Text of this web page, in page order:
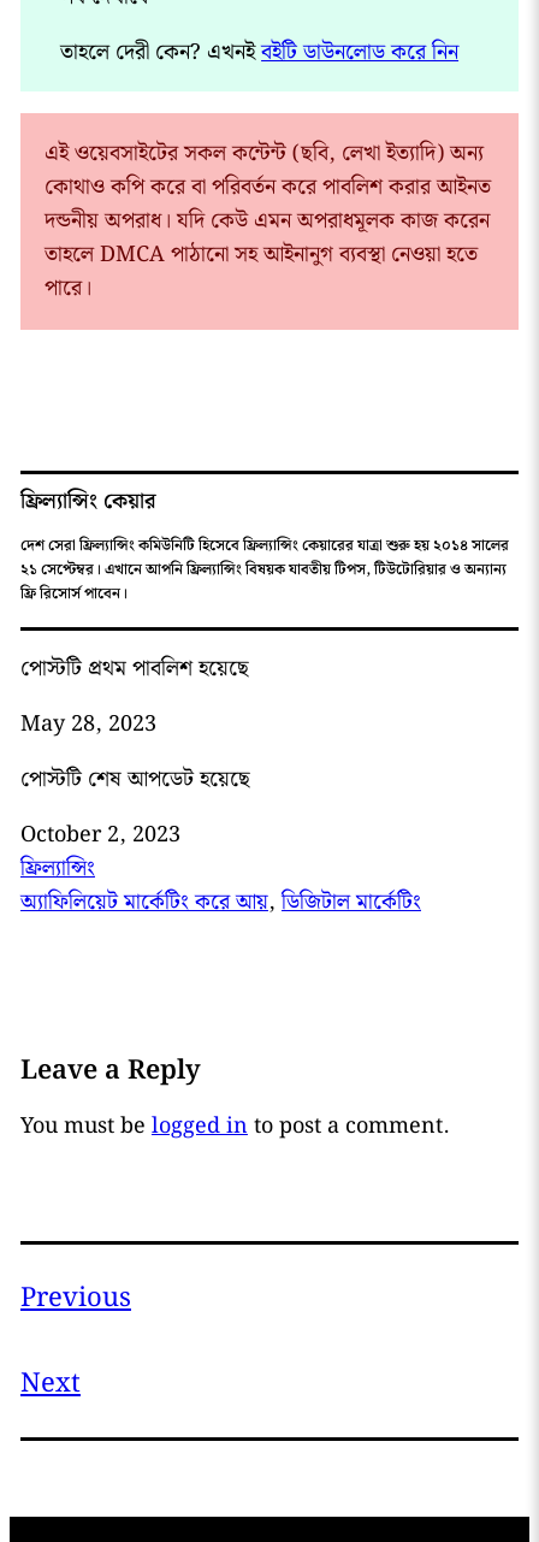
তাহলে দেরী কেন? এখনইবইটি ডাউনলোড করে নিন
এই ওয়েবসাইটের সকল কন্টেন্ট (ছবি, লেখা ইত্যাদি) অন্য
কোথাও কপি করে বা পরিবর্তন করে পাবলিশ করার আইনত
দন্ডনীয় অপরাধ। যদি কেউ এমন অপরাধমূলক কাজ করেন
তাহলে DMCA পাঠানো সহ আইনানুগ ব্যবস্থা নেওয়া হতে
পারে।
ফ্রিল্যান্সিং কেয়ার
দেশ সেরা ফ্রিল্যান্সিং কমিউনিটি হিসেবে ফ্রিল্যান্সিং কেয়ারের যাত্রা শুরু হয় ২০১৪ সালের
২১ সেপ্টেম্বর। এখানে আপনি ফ্রিল্যান্সিং বিষয়ক যাবতীয় টিপস, টিউটোরিয়ার ও অন্যান্য
ফ্রি রিসোর্স পাবেন।
পোস্টটি প্রথম পাবলিশ হয়েছে
May 28, 2023
পোস্টটি শেষ আপডেট হয়েছে
October 2, 2023
ফ্রিল্যান্সিং
অ্যাফিলিয়েট মার্কেটিং করে আয়, ডিজিটাল মার্কেটিং
Leave a Reply
You must be logged into post a comment.
Previous
Next